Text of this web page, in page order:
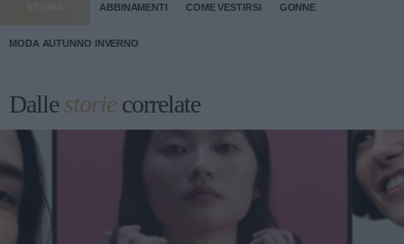
STORIA ABBINAMENTI COME VESTIRSI GONNE
MODA AUTUNNO INVERNO
Dallestoriecorrelate